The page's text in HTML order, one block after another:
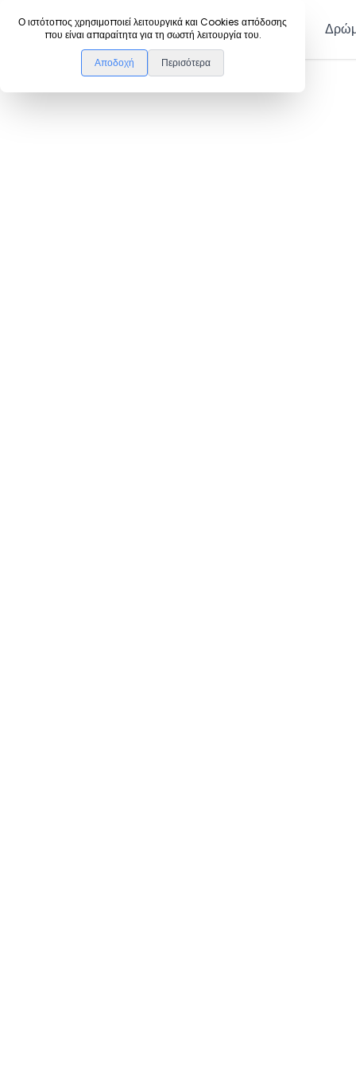
Ο ιστότοπος χρησιμοποιεί λειτουργικά και Cookies απόδοσης
που είναι απαραίτητα για τη σωστή λειτουργία του.
Αποδοχή Περισότερα
DanceLink Μέλη